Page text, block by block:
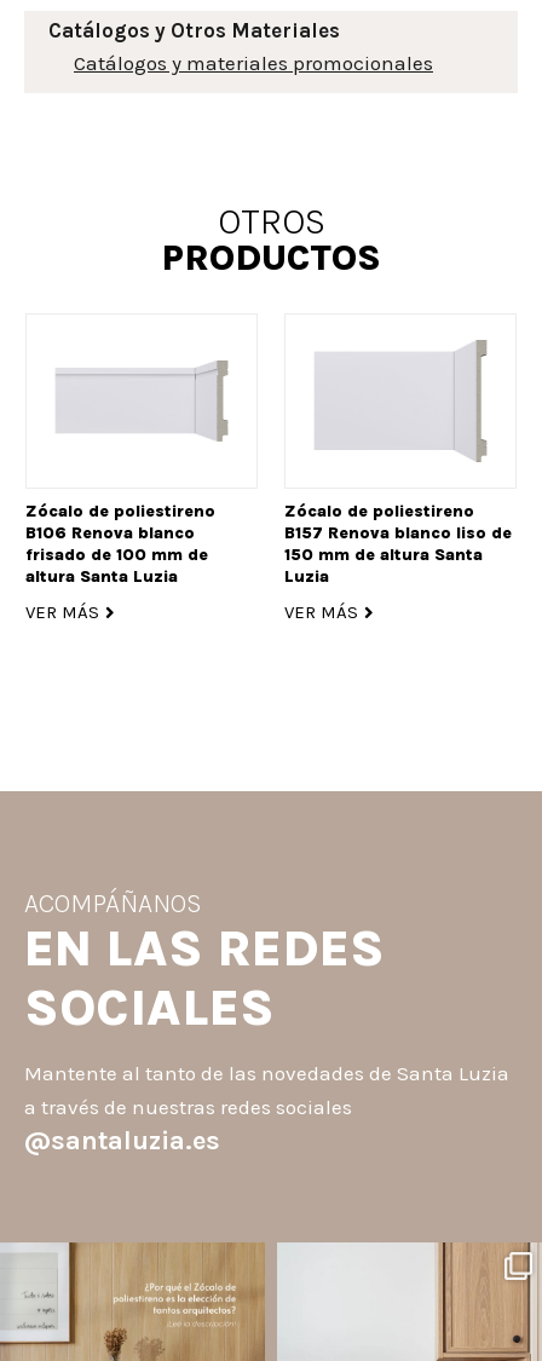
Catálogos y Otros Materiales
Catálogos y materiales promocionales
OTROS
PRODUCTOS
Zócalo de poliestireno
B106 Renova blanco
frisado de 100 mm de
altura Santa Luzia
VER MÁS
Zócalo de poliestireno
B157 Renova blanco liso de
150 mm de altura Santa
Luzia
VER MÁS
ACOMPÁÑANOS
EN LAS REDES
SOCIALES
Mantente al tanto de las novedades de Santa Luzia
a través de nuestras redes sociales
@santaluzia.es
Los Zócalos de poliestireno ganaron
protagonismo en la arquitectura porque
combinan estética, practicidad y
desempeño en un solo producto.
tradicional? ¡Los Revestimientos de
pared Santa Luzia pueden ser la